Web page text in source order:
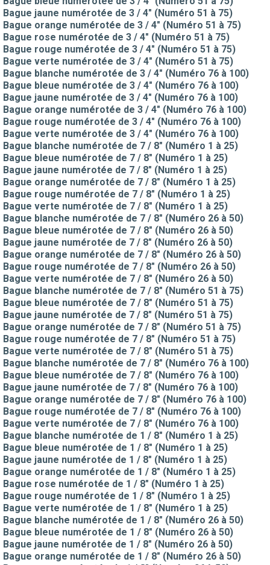
Bague jaune numérotée de 3 / 4" (Numéro 51 à 75)
Bague orange numérotée de 3 / 4" (Numéro 51 à 75)
Bague rose numérotée de 3 / 4" (Numéro 51 à 75)
Bague rouge numérotée de 3 / 4" (Numéro 51 à 75)
Bague verte numérotée de 3 / 4" (Numéro 51 à 75)
Bague blanche numérotée de 3 / 4" (Numéro 76 à 100)
Bague bleue numérotée de 3 / 4" (Numéro 76 à 100)
Bague jaune numérotée de 3 / 4" (Numéro 76 à 100)
Bague orange numérotée de 3 / 4" (Numéro 76 à 100)
Bague rouge numérotée de 3 / 4" (Numéro 76 à 100)
Bague verte numérotée de 3 / 4" (Numéro 76 à 100)
Bague blanche numérotée de 7 / 8" (Numéro 1 à 25)
Bague bleue numérotée de 7 / 8" (Numéro 1 à 25)
Bague jaune numérotée de 7 / 8" (Numéro 1 à 25)
Bague orange numérotée de 7 / 8" (Numéro 1 à 25)
Bague rouge numérotée de 7 / 8" (Numéro 1 à 25)
Bague verte numérotée de 7 / 8" (Numéro 1 à 25)
Bague blanche numérotée de 7 / 8" (Numéro 26 à 50)
Bague bleue numérotée de 7 / 8" (Numéro 26 à 50)
Bague jaune numérotée de 7 / 8" (Numéro 26 à 50)
Bague orange numérotée de 7 / 8" (Numéro 26 à 50)
Bague rouge numérotée de 7 / 8" (Numéro 26 à 50)
Bague verte numérotée de 7 / 8" (Numéro 26 à 50)
Bague blanche numérotée de 7 / 8" (Numéro 51 à 75)
Bague bleue numérotée de 7 / 8" (Numéro 51 à 75)
Bague jaune numérotée de 7 / 8" (Numéro 51 à 75)
Bague orange numérotée de 7 / 8" (Numéro 51 à 75)
Bague rouge numérotée de 7 / 8" (Numéro 51 à 75)
Bague verte numérotée de 7 / 8" (Numéro 51 à 75)
Bague blanche numérotée de 7 / 8" (Numéro 76 à 100)
Bague bleue numérotée de 7 / 8" (Numéro 76 à 100)
Bague jaune numérotée de 7 / 8" (Numéro 76 à 100)
Bague orange numérotée de 7 / 8" (Numéro 76 à 100)
Bague rouge numérotée de 7 / 8" (Numéro 76 à 100)
Bague verte numérotée de 7 / 8" (Numéro 76 à 100)
Bague blanche numérotée de 1 / 8" (Numéro 1 à 25)
Bague bleue numérotée de 1 / 8" (Numéro 1 à 25)
Bague jaune numérotée de 1 / 8" (Numéro 1 à 25)
Bague orange numérotée de 1 / 8" (Numéro 1 à 25)
Bague rose numérotée de 1 / 8" (Numéro 1 à 25)
Bague rouge numérotée de 1 / 8" (Numéro 1 à 25)
Bague verte numérotée de 1 / 8" (Numéro 1 à 25)
Bague blanche numérotée de 1 / 8" (Numéro 26 à 50)
Bague bleue numérotée de 1 / 8" (Numéro 26 à 50)
Bague jaune numérotée de 1 / 8" (Numéro 26 à 50)
Bague orange numérotée de 1 / 8" (Numéro 26 à 50)